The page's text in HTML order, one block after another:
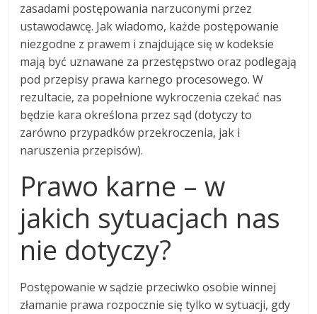
zasadami postępowania narzuconymi przez
ustawodawcę. Jak wiadomo, każde postępowanie
niezgodne z prawem i znajdujące się w kodeksie
mają być uznawane za przestępstwo oraz podlegają
pod przepisy prawa karnego procesowego. W
rezultacie, za popełnione wykroczenia czekać nas
będzie kara określona przez sąd (dotyczy to
zarówno przypadków przekroczenia, jak i
naruszenia przepisów).
Prawo karne – w
jakich sytuacjach nas
nie dotyczy?
Postępowanie w sądzie przeciwko osobie winnej
złamanie prawa rozpocznie się tylko w sytuacji, gdy